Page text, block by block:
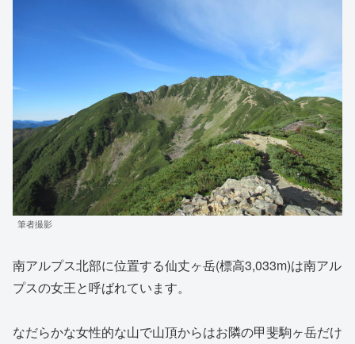
筆者撮影
南アルプス北部に位置する仙丈ヶ岳(標高3,033m)は南アル
プスの女王と呼ばれています。
なだらかな女性的な山で山頂からはお隣の甲斐駒ヶ岳だけ